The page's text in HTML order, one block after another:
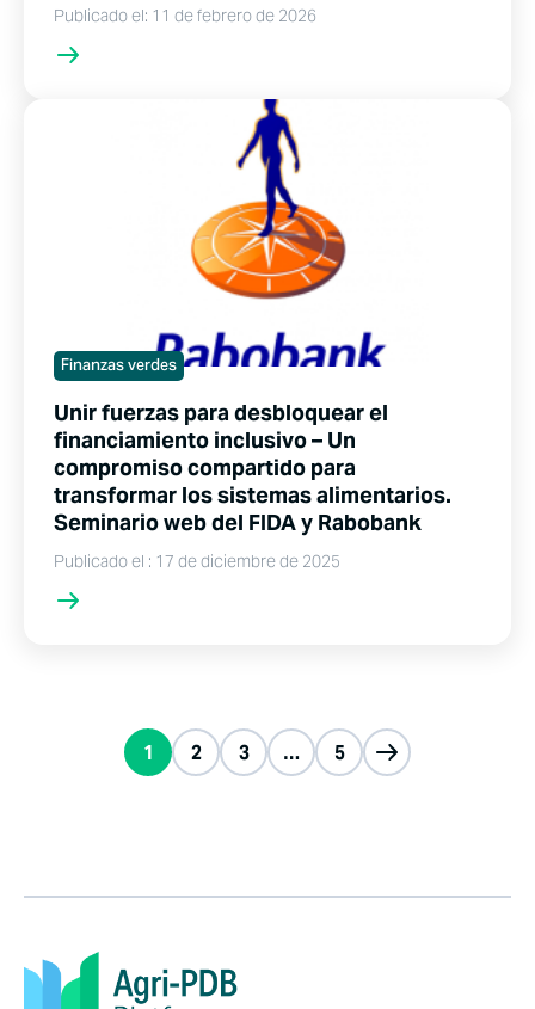
Publicado el: 11 de febrero de 2026
Finanzas verdes
Unir fuerzas para desbloquear el
financiamiento inclusivo – Un
compromiso compartido para
transformar los sistemas alimentarios.
Seminario web del FIDA y Rabobank
Publicado el : 17 de diciembre de 2025
1 2 3 … 5